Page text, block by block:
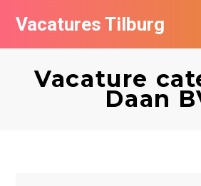
Vacatures Tilburg
Vacature
Daan
Vacatures per bedrijf
De populairste vacatures in Tilburg